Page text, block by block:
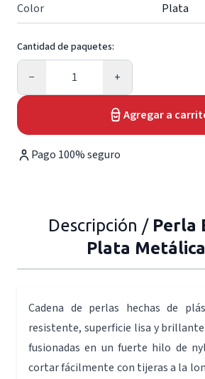
Color
Plata
Cantidad de paquetes:
−
Cantidad
+
Agregar a
Pago 100% seguro
Descripción / Perla
Plata
Cadena de perlas hechas de
resistente, superficie lisa y
fusionadas en un fuerte hilo de
cortar fácilmente con tijeras a la